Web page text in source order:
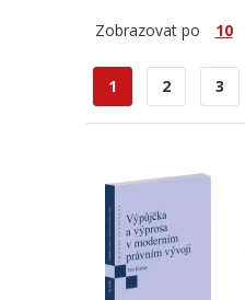
Zobrazovat po 10
1 2 3